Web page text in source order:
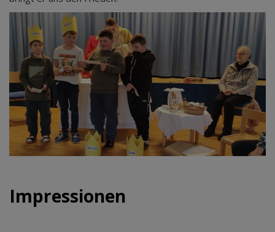
Impressionen